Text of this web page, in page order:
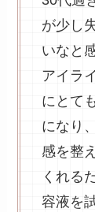
が少し
いなと
アイラ
にとて
になり
感を整
くれる
容液を